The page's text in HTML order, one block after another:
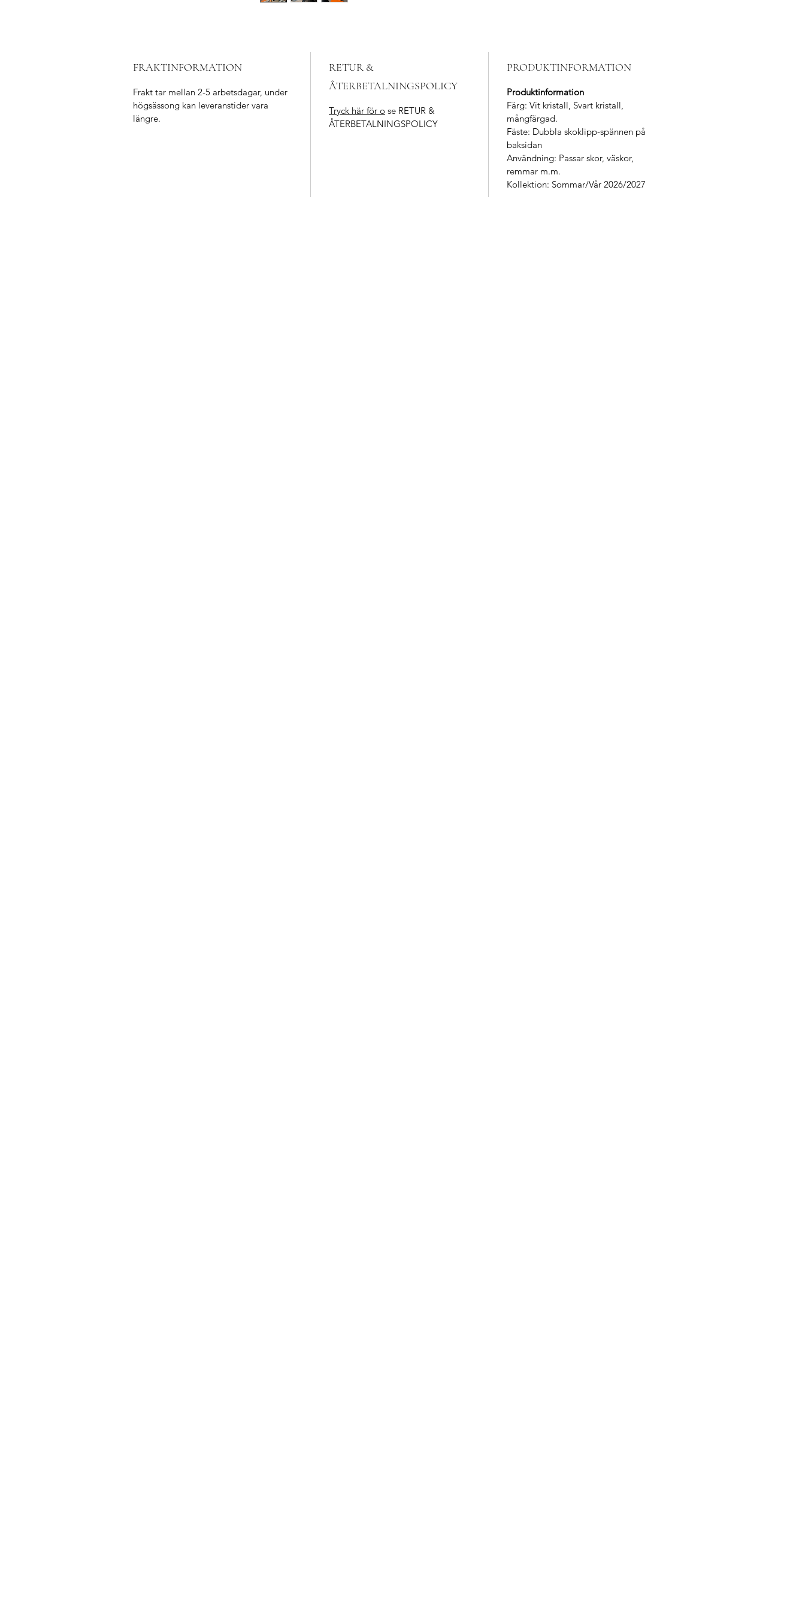
FRAKTINFORMATION
Frakt tar mellan 2-5 arbetsdagar, under
högsässong kan leveranstider vara
längre.
RETUR &
ÅTERBETALNINGSPOLICY
Tryck här för o se RETUR &
ÅTERBETALNINGSPOLICY
PRODUKTINFORMATION
Produktinformation
Färg: Vit kristall, Svart kristall,
mångfärgad.
Fäste: Dubbla skoklipp-spännen på
baksidan
Användning: Passar skor, väskor,
remmar m.m.
Kollektion: Sommar/Vår 2026/2027